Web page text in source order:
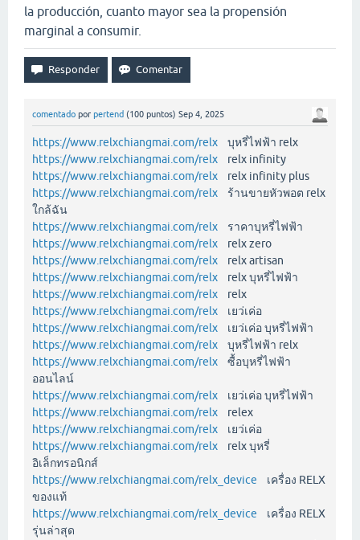
la producción, cuanto mayor sea la propensión
marginal a consumir.
comentado por pertend (100 puntos) Sep 4, 2025
https://www.relxchiangmai.com/relx
บุหรี่ไฟฟ้า relx
https://www.relxchiangmai.com/relx
relx infinity
https://www.relxchiangmai.com/relx
relx infinity plus
https://www.relxchiangmai.com/relx
ร้านขายหัวพอต relx
ใกล้ฉัน
https://www.relxchiangmai.com/relx
ราคาบุหรี่ไฟฟ้า
https://www.relxchiangmai.com/relx
relx zero
https://www.relxchiangmai.com/relx
relx artisan
https://www.relxchiangmai.com/relx
relx บุหรี่ไฟฟ้า
https://www.relxchiangmai.com/relx
relx
https://www.relxchiangmai.com/relx
เยว่เค่อ
https://www.relxchiangmai.com/relx
เยว่เค่อ บุหรี่ไฟฟ้า
https://www.relxchiangmai.com/relx
บุหรี่ไฟฟ้า relx
https://www.relxchiangmai.com/relx
ซื้อบุหรี่ไฟฟ้า
ออนไลน์
https://www.relxchiangmai.com/relx
เยว่เค่อ บุหรี่ไฟฟ้า
https://www.relxchiangmai.com/relx
relex
https://www.relxchiangmai.com/relx
เยว่เค่อ
https://www.relxchiangmai.com/relx
relx บุหรี่
อิเล็กทรอนิกส์
https://www.relxchiangmai.com/relx_device
เครื่อง RELX
ของแท้
https://www.relxchiangmai.com/relx_device
เครื่อง RELX
รุ่นล่าสุด